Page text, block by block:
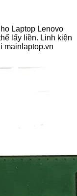
Laptop Lenovo
lấy liền. Linh kiện
mainlaptop.vn